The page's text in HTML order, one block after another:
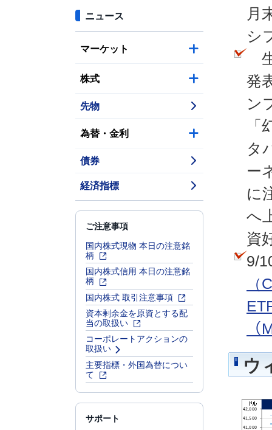
ニュース
マーケット
株式
先物
為替・金利
債券
経済指標
ご注意事項
国内株式現物 本日の注意銘
柄
国内株式信用 本日の注意銘
柄
国内株式 取引注意事項
資本剰余金を原資とする配
当の取扱い
コーポレートアクションの
取扱い
主要指標・外国為替につい
て
サポート
月
シ
発
ン
タ
ー
に
へ
資
9/
（
（
ウ